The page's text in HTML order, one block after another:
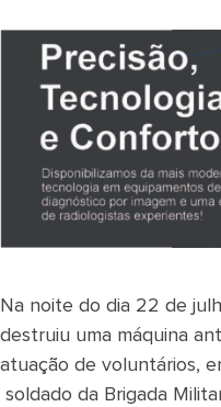
Na noite do dia 22 de
destruiu uma máquina
atuação de voluntários,
soldado da Brigada